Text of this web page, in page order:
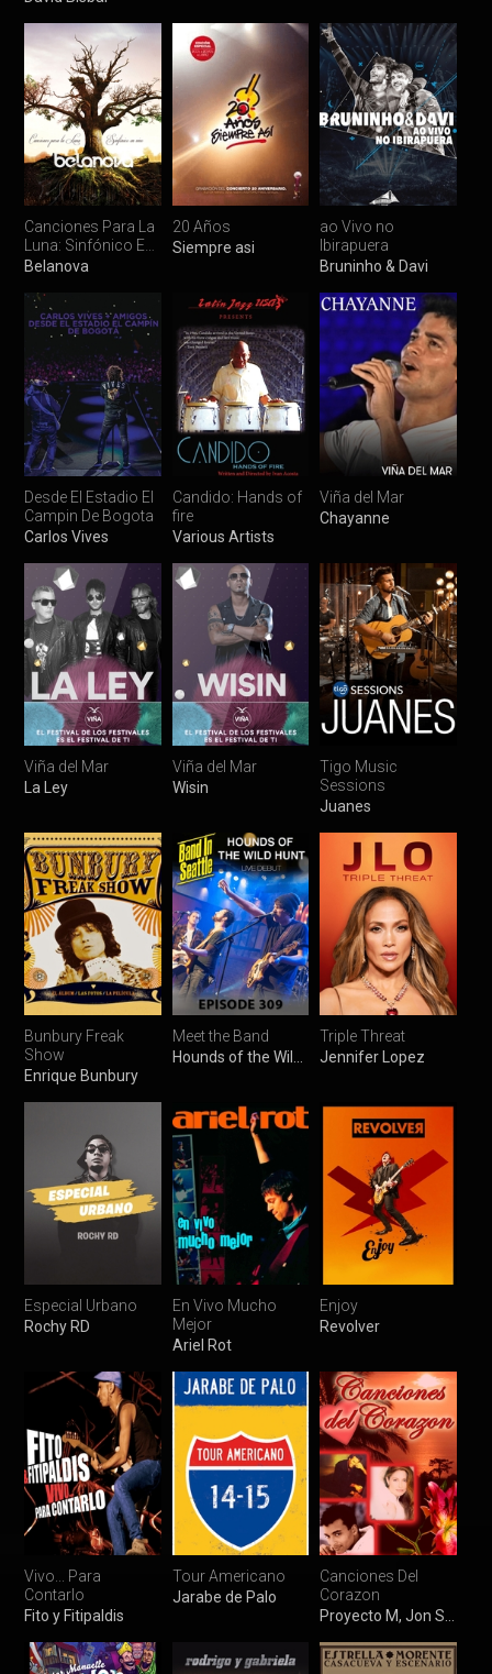
Canciones Para La
Luna: Sinfónico En
Vivo
Belanova
20 Años
Siempre asi
ao Vivo no
Ibirapuera
Bruninho & Davi
Desde El Estadio El
Campin De Bogota
Carlos Vives
Candido: Hands of
fire
Various Artists
Viña del Mar
Chayanne
Viña del Mar
La Ley
Viña del Mar
Wisin
Tigo Music
Sessions
Juanes
Bunbury Freak
Show
Enrique Bunbury
Meet the Band
Triple Threat
Jennifer Lopez
Especial Urbano
Rochy RD
En Vivo Mucho
Mejor
Ariel Rot
Enjoy
Revolver
Vivo... Para
Contarlo
Fito y Fitipaldis
Tour Americano
Jarabe de Palo
Canciones Del
Corazon